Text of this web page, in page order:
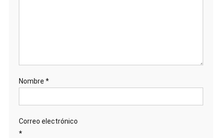
Nombre *
Correo electrónico
*